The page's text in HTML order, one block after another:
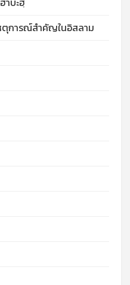
ตุการณ์สำคัญในอิสลาม